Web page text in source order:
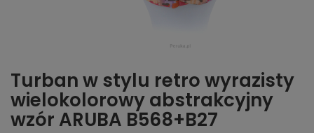
Turban w stylu retro wyrazisty
wielokolorowy abstrakcyjny
wzór ARUBA B568+B27